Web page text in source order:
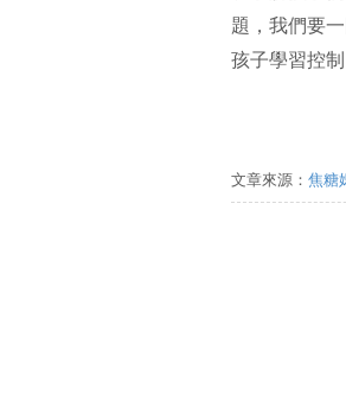
題，我們要
孩子學習控制
文章來源： 焦糖